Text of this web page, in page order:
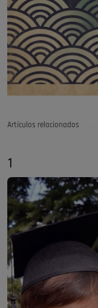
Artículos relacionados
1